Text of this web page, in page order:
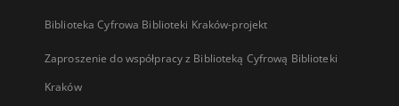
Biblioteka Cyfrowa Biblioteki Kraków-projekt
Zaproszenie do współpracy z Biblioteką Cyfrową Biblioteki
Kraków